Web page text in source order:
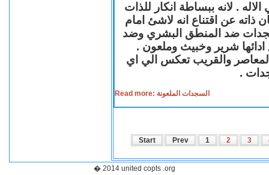
. لانه ببساطة انكار للذات
ذاته عن اقتناع انه لاشئ امام
ضد المنطق البشري وضد
ادائها شرير وخبيث وملعون .
المعاصر والقريب تعكس الي اي
.
Read more: السجدات الملعونة
Start Prev 1 2 3
� 2014 united copts .org